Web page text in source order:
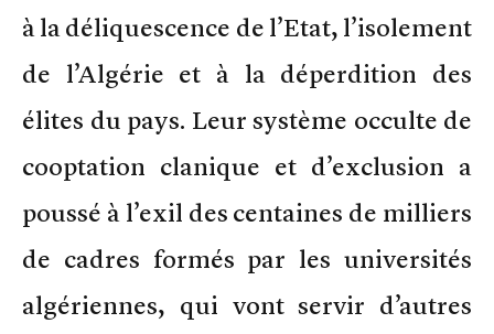
à la déliquescence de l’Etat, l’isolement
de l’Algérie et à la déperdition des
élites du pays. Leur système occulte de
cooptation clanique et d’exclusion a
poussé à l’exil des centaines de milliers
de cadres formés par les universités
algériennes, qui vont servir d’autres